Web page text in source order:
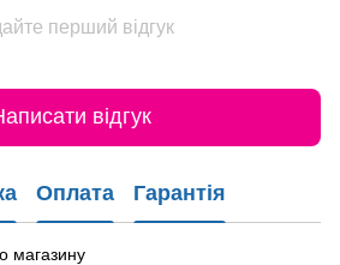
перший відгук
відгук
Оплата Гарантія
магазину